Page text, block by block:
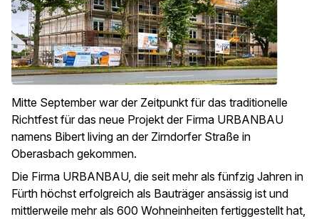
Mitte September war der Zeitpunkt für das traditionelle
Richtfest für das neue Projekt der Firma URBANBAU
namens Bibert living an der Zirndorfer Straße in
Oberasbach gekommen.
Die Firma URBANBAU, die seit mehr als fünfzig Jahren in
Fürth höchst erfolgreich als Bauträger ansässig ist und
mittlerweile mehr als 600 Wohneinheiten fertiggestellt hat,